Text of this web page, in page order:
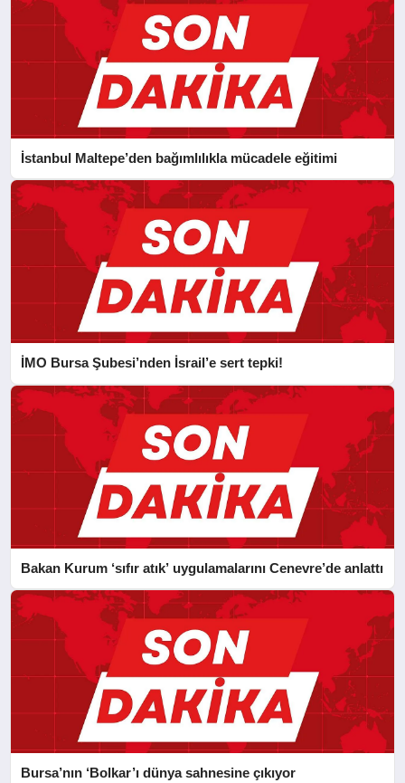
İstanbul Maltepe’den bağımlılıkla mücadele eğitimi
İMO Bursa Şubesi’nden İsrail’e sert tepki!
Bakan Kurum ‘sıfır atık’ uygulamalarını Cenevre’de anlattı
Bursa’nın ‘Bolkar’ı dünya sahnesine çıkıyor